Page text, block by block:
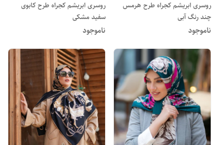
روسری ابریشم کجراه طرح هرمس
چند رنگ آبی
ناموجود
روسری ابریشم کجراه طرح کابوی
سفید مشکی
ناموجود